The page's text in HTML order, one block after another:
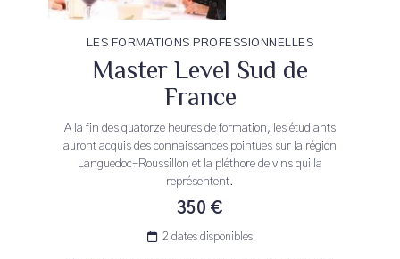
LES FORMATIONS PROFESSIONNELLES
Master Level Sud de
France
A la fin des quatorze heures de formation, les étudiants
auront acquis des connaissances pointues sur la région
Languedoc-Roussillon et la pléthore de vins qui la
représentent.
350 €
2 dates disponibles